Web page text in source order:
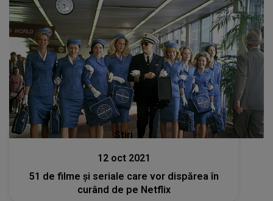
Stiri
12 oct 2021
51 de filme și seriale care vor dispărea în
curând de pe Netflix